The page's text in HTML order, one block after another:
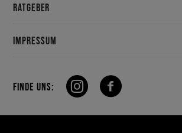
RATGEBER
IMPRESSUM
FINDE UNS: